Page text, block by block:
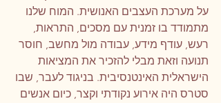
על מערכת העצבים האנושית. המוח שלנו
מתמודד בו זמנית עם מסכים, התראות,
רעש, עודף מידע, עבודה מול מחשב, חוסר
תנועה וזאת מבלי להזכיר את המציאות
הישראלית האינטנסיבית. בניגוד לעבר, שבו
סטרס היה אירוע נקודתי וקצר, כיום אנשים